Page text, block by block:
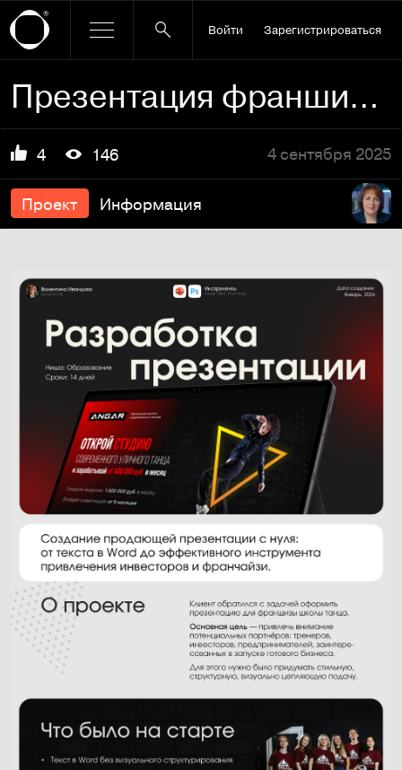
Войти Зарегистрироваться
Презентация франшизы детской школы танца
4 146 4 сентября 2025
Проект Информация